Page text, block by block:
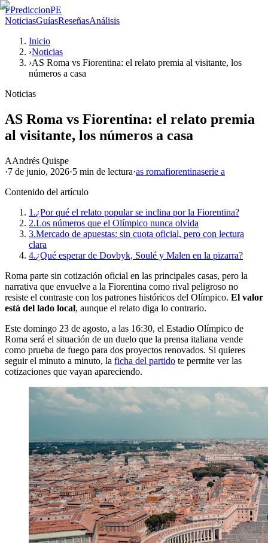
PPrediccionPE
NoticiasGuíasReseñasAnálisis
Inicio
›Noticias
›AS Roma vs Fiorentina: el relato premia al visitante, los
números a casa
Noticias
AS Roma vs Fiorentina: el relato premia
al visitante, los números a casa
AAndrés Quispe
·7 de junio, 2026·5 min de lectura·as romafiorentinaserie a
Contenido del artículo
1.¿Por qué el relato popular se inclina por la Fiorentina?
2.Los números que el Olímpico nunca olvida
3.Mercado de apuestas: sin cuota oficial, pero con lectura
clara
4.¿Qué esperar de Dovbyk, Soulé y Malen en la pizarra?
Roma parte sin cotización oficial en las principales casas, pero la
narrativa que envuelve a la Fiorentina como rival peligroso no
resiste el contraste con los patrones históricos del Olímpico. El valor
está del lado local, aunque el relato diga lo contrario.
Este domingo 23 de agosto, a las 16:30, el Estadio Olímpico de
Roma será el situación de un duelo que la prensa italiana vende
como prueba de fuego para dos proyectos renovados. Si quieres
seguir el minuto a minuto, la ficha del partido te permite ver las
cotizaciones que vayan apareciendo.